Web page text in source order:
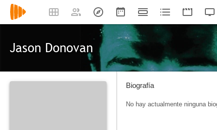
Jason Donovan
Biografía
No hay actualmente ninguna